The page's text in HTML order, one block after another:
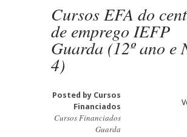
Cursos EFA do
de emprego IEFP
Guarda (12º ano e
4)
Posted by Cursos
Financiados
Cursos Financiados
Guarda